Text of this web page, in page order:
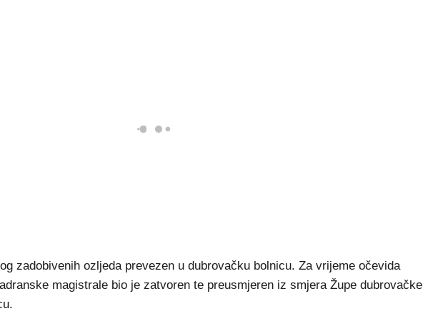
zadobivenih ozljeda prevezen u dubrovačku bolnicu. Za vrijeme očevida
magistrale bio je zatvoren te preusmjeren iz smjera Župe dubrovačke